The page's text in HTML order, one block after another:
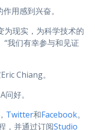
用感到兴奋。
为现实，为科学技术的
“我们有幸参与和见证
Chiang。
好。
， Twitter和Facebook。
，并通过订阅Studio